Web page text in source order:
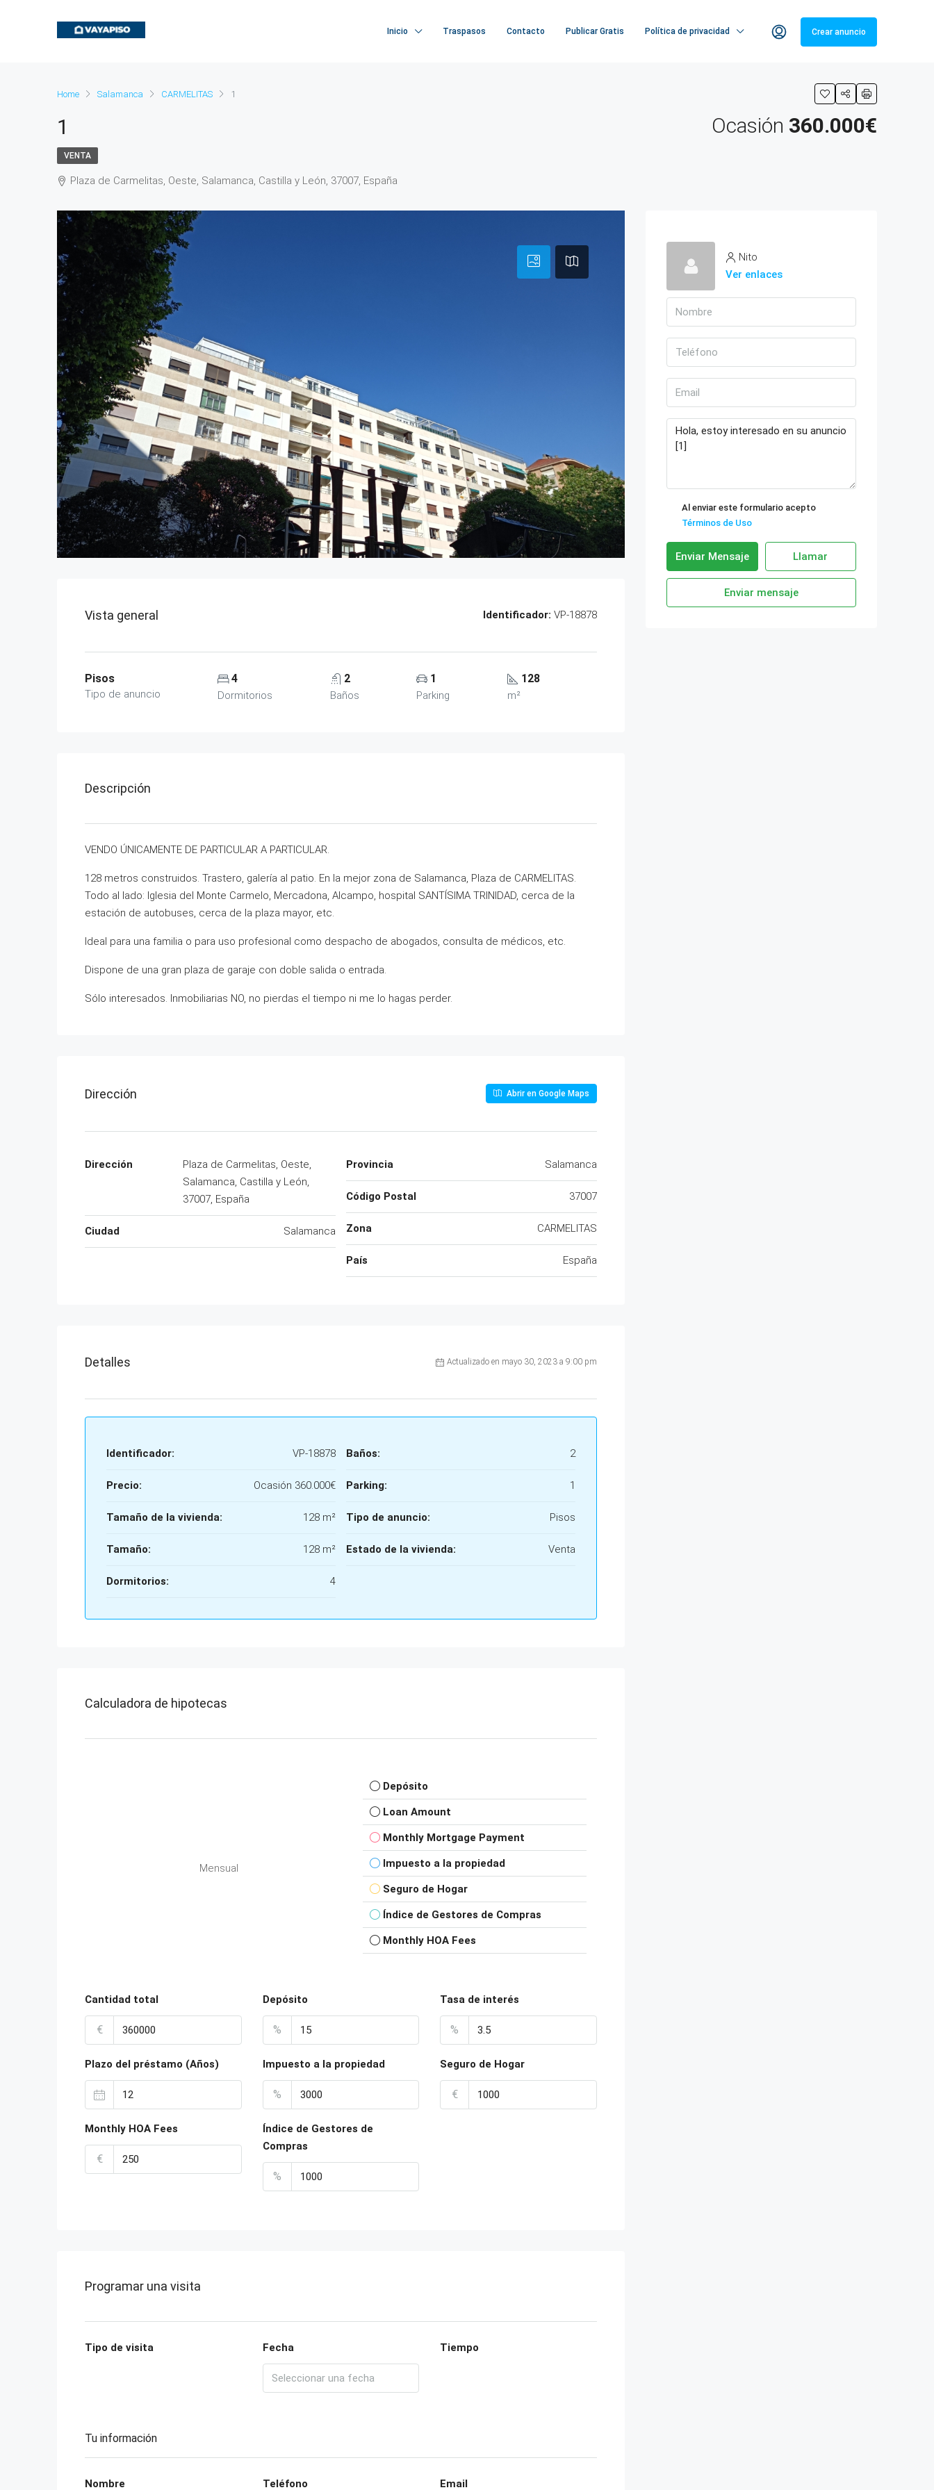
Inicio Traspasos Contacto Publicar Gratis Política de privacidad Crear anuncio
Home Salamanca CARMELITAS 1
1 Ocasión 360.000€
VENTA
Plaza de Carmelitas, Oeste, Salamanca, Castilla y León, 37007, España
Vista general Identificador: VP-18878
Pisos
Tipo de anuncio
4
Dormitorios
2
Baños
1
Parking
128
m²
Descripción
VENDO ÚNICAMENTE DE PARTICULAR A PARTICULAR.
128 metros construidos. Trastero, galería al patio. En la mejor zona de Salamanca, Plaza de CARMELITAS.
Todo al lado: Iglesia del Monte Carmelo, Mercadona, Alcampo, hospital SANTÍSIMA TRINIDAD, cerca de la
estación de autobuses, cerca de la plaza mayor, etc.
Ideal para una familia o para uso profesional como despacho de abogados, consulta de médicos, etc.
Dispone de una gran plaza de garaje con doble salida o entrada.
Sólo interesados. Inmobiliarias NO, no pierdas el tiempo ni me lo hagas perder.
Dirección Abrir en Google Maps
Dirección
Plaza de Carmelitas, Oeste,
Salamanca, Castilla y León,
37007, España
Ciudad Salamanca
Provincia Salamanca
Código Postal 37007
Zona CARMELITAS
País España
Detalles Actualizado en mayo 30, 2023 a 9:00 pm
Identificador: VP-18878
Precio: Ocasión 360.000€
Tamaño de la vivienda: 128 m²
Tamaño: 128 m²
Dormitorios: 4
Baños: 2
Parking: 1
Tipo de anuncio: Pisos
Estado de la vivienda: Venta
Calculadora de hipotecas
Mensual
Depósito
Loan Amount
Monthly Mortgage Payment
Impuesto a la propiedad
Seguro de Hogar
Índice de Gestores de Compras
Monthly HOA Fees
Cantidad total
€
Depósito
%
Tasa de interés
%
Plazo del préstamo (Años) Impuesto a la propiedad
%
Seguro de Hogar
€
Monthly HOA Fees
€
Índice de Gestores de
Compras
%
Programar una visita
Tipo de visita Fecha Tiempo
Tu información
Nombre Teléfono Email
Nito
Ver enlaces
Al enviar este formulario acepto
Términos de Uso
Enviar Mensaje Llamar
Enviar mensaje